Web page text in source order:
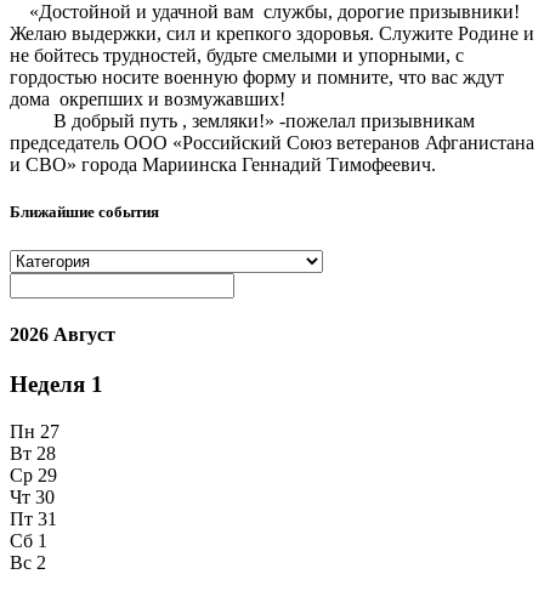
«Достойной и удачной вам службы, дорогие призывники!
Желаю выдержки, сил и крепкого здоровья. Служите Родине и
не бойтесь трудностей, будьте смелыми и упорными, с
гордостью носите военную форму и помните, что вас ждут
дома окрепших и возмужавших!
В добрый путь , земляки!» -пожелал призывникам
председатель ООО «Российский Союз ветеранов Афганистана
и СВО» города Мариинска Геннадий Тимофеевич.
Ближайшие события
2026 Август
Неделя 1
Пн 27
Вт 28
Ср 29
Чт 30
Пт 31
Сб 1
Вс 2